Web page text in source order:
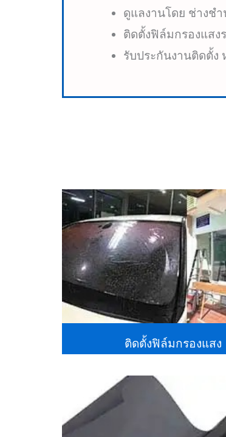
ดูแลงานโดย ช่างช
ติดตั้งฟิล์มกรองแส
รับประกันงานติดตั้
ติดตั้งฟิล์มกรองแสง